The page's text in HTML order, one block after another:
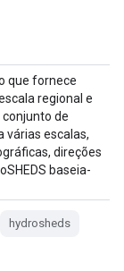
que fornece
regional e
de
várias escalas,
direções
baseia-
hydrosheds